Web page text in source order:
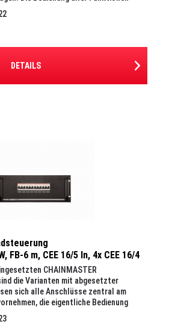
DETAILS
FB-6 m, CEE 16/5 In, 4x CEE 16/4
CHAINMASTER
die Varianten mit abgesetzter
sich alle Anschlüsse zentral am
die eigentliche Bedienung